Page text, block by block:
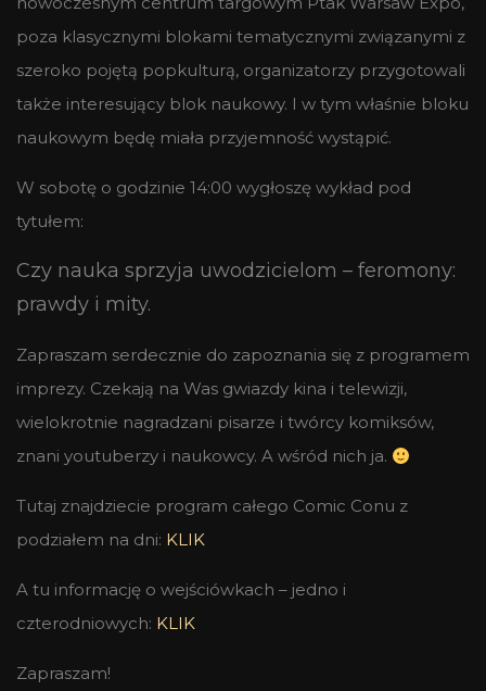
poza klasycznymi blokami tematycznymi związanymi z
szeroko pojętą popkulturą, organizatorzy przygotowali
także interesujący blok naukowy. I w tym właśnie bloku
naukowym będę miała przyjemność wystąpić.
W sobotę o godzinie 14:00 wygłoszę wykład pod
tytułem:
Czy nauka sprzyja uwodzicielom – feromony:
prawdy i mity.
Zapraszam serdecznie do zapoznania się z programem
imprezy. Czekają na Was gwiazdy kina i telewizji,
wielokrotnie nagradzani pisarze i twórcy komiksów,
znani youtuberzy i naukowcy. A wśród nich ja.
Tutaj znajdziecie program całego Comic Conu z
podziałem na dni: KLIK
A tu informację o wejściówkach – jedno i
czterodniowych: KLIK
Zapraszam!